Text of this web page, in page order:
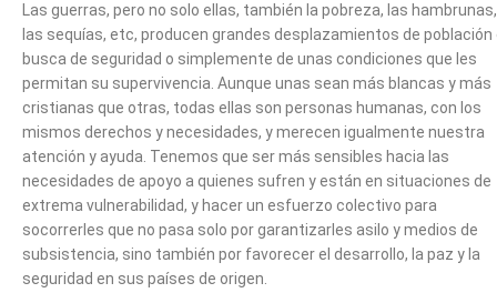
Las guerras, pero no solo ellas, también la pobreza, las hambrunas,
las sequías, etc, producen grandes desplazamientos de población
busca de seguridad o simplemente de unas condiciones que les
permitan su supervivencia. Aunque unas sean más blancas y más
cristianas que otras, todas ellas son personas humanas, con los
mismos derechos y necesidades, y merecen igualmente nuestra
atención y ayuda. Tenemos que ser más sensibles hacia las
necesidades de apoyo a quienes sufren y están en situaciones de
extrema vulnerabilidad, y hacer un esfuerzo colectivo para
socorrerles que no pasa solo por garantizarles asilo y medios de
subsistencia, sino también por favorecer el desarrollo, la paz y la
seguridad en sus países de origen.